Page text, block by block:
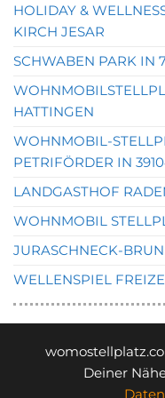
HOLIDAY &
KIRCH JESAR
SCHWABEN PARK IN
HATTINGEN
WOHNMOBIL-
PETRIFÖRDER IN
LANDGASTHOF
WOHNMOBIL
JURASCHNECK-
WELLENSPIEL
Deiner